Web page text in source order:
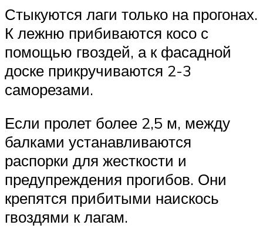
Стыкуются лаги только на прогонах.
К лежню прибиваются косо с
помощью гвоздей, а к фасадной
доске прикручиваются 2-3
саморезами.
Если пролет более 2,5 м, между
балками устанавливаются
распорки для жесткости и
предупреждения прогибов. Они
крепятся прибитыми наискось
гвоздями к лагам.